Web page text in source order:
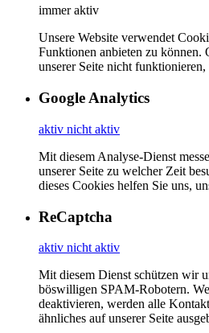
immer aktiv
Unsere Website verwendet
Funktionen anbieten zu können.
unserer Seite nicht
Google Analytics
aktiv nicht aktiv
Mit diesem Analyse-Dienst
unserer Seite zu welcher Zeit
dieses Cookies helfen Sie uns,
ReCaptcha
aktiv nicht aktiv
Mit diesem Dienst schützen wir
böswilligen SPAM-Robotern.
deaktivieren, werden alle
ähnliches auf unserer Seite